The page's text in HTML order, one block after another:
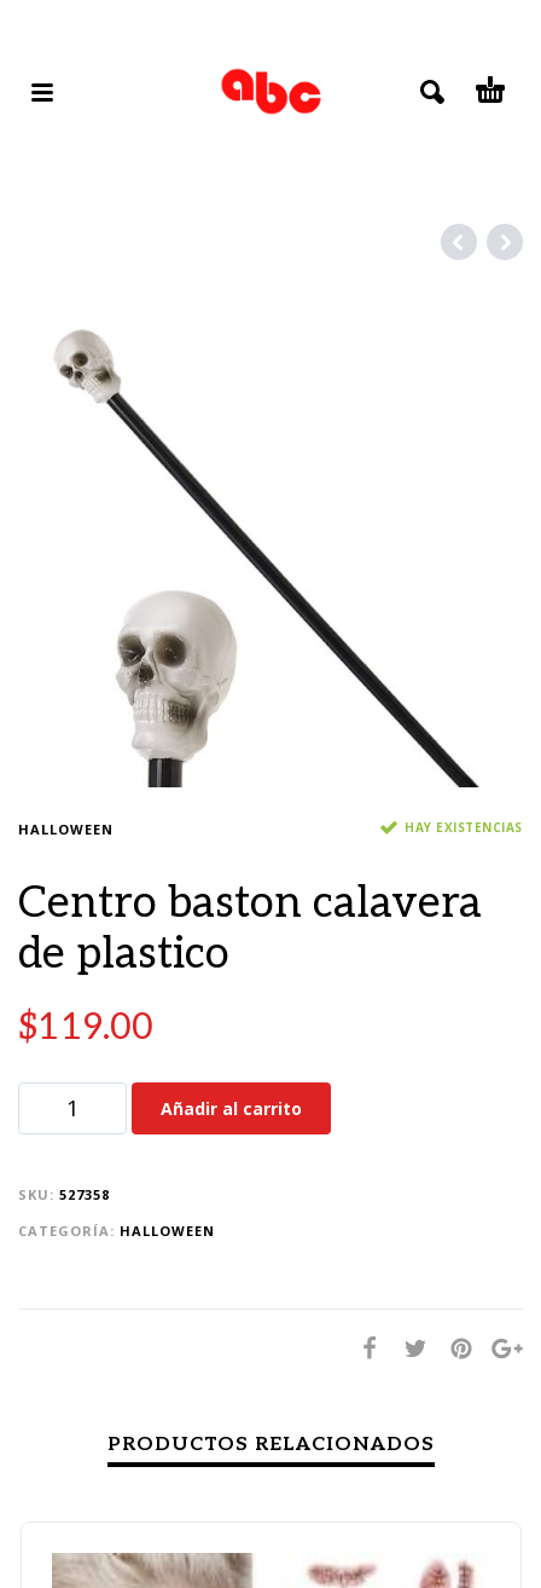
HALLOWEEN HAY EXISTENCIAS
Centro baston calavera
de plastico
$119.00
Añadir al carrito
SKU: 527358
CATEGORÍA: HALLOWEEN
PRODUCTOS RELACIONADOS